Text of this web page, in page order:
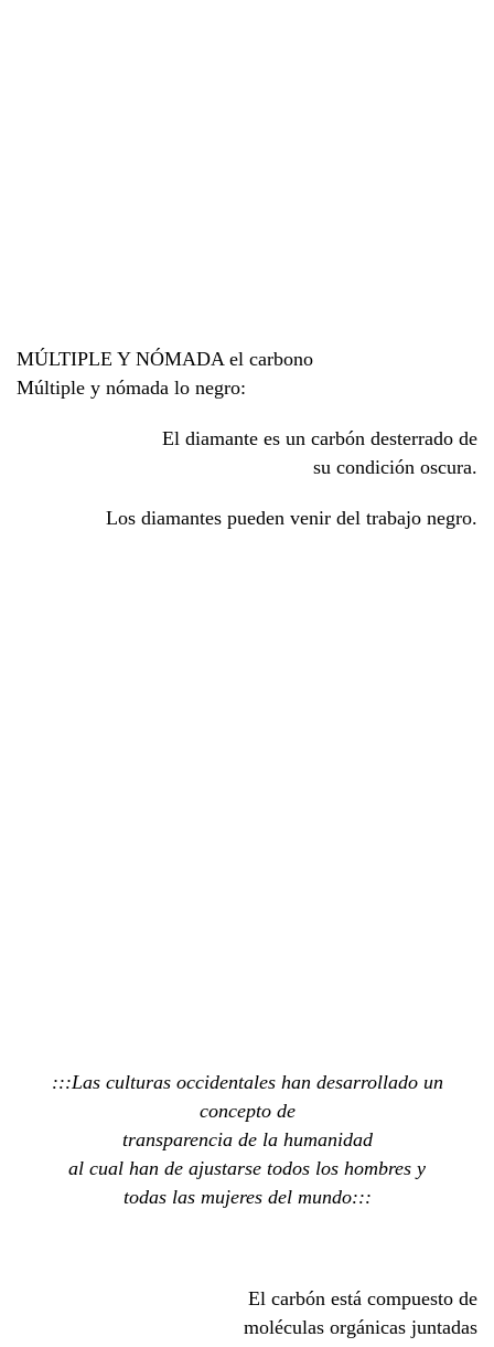
MÚLTIPLE Y NÓMADA el carbono
Múltiple y nómada lo negro:
El diamante es un carbón desterrado de
su condición oscura.
Los diamantes pueden venir del trabajo negro.
:::Las culturas occidentales han desarrollado un
concepto de
transparencia de la humanidad
al cual han de ajustarse todos los hombres y
todas las mujeres del mundo:::
El carbón está compuesto de
moléculas orgánicas juntadas